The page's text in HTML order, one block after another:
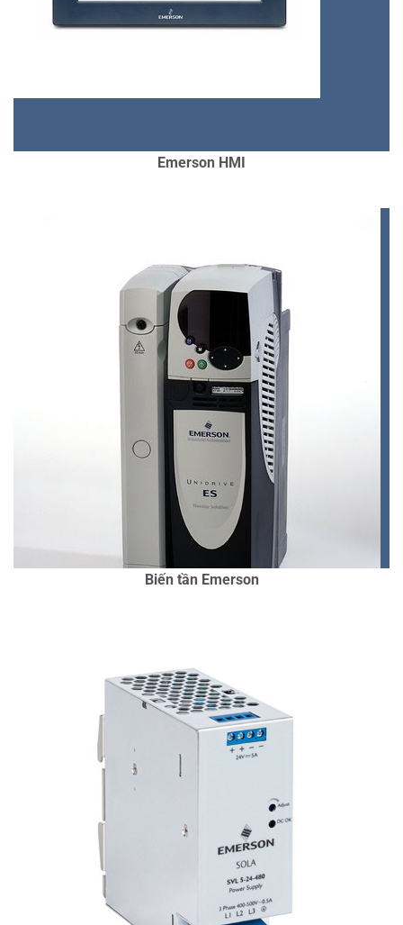
CÁC DỰ ÁN ĐÃ ÁP DỤNG TẠI VIỆT
NAM:SƠN JOTUN, WILMAR CÁI
CHI TIẾT
Emerson HMI
ƯU ĐIỂM:GIÁ THÀNH TỐT, BỀN, HỖ
TRỢ KẾT NỐI NHIỀU DÒNG PLC,
THIẾT BỊ,….
ĐIỀU KHIỂN VÀ VẪN
HÀNH SẢN XUẤT TẠI NHÀ MÁY
CÁC DỰ ÁN ĐÃ ÁP DỤNG TẠI VIỆT
SƠN JOTUN, WILMAR CÁI
LÂN OIL, KHO LPG PACIFIC, NƯỚC
THẢI BÌNH DƯƠNG,..
CHI TIẾT
Biến tần Emerson
THAM KHẢO CHI TIẾT:
HTTPS://WWW.EMERSON.COM/EN-
SOLUTIONS/CONTROL-SAFETY-SYSTEMS
CHI TIẾT